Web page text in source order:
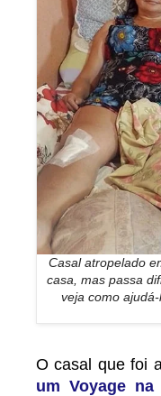
Casal atropelado
casa, mas passa
veja como
O casal que foi
um Voyage na